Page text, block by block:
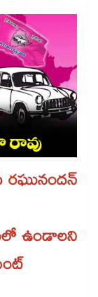
రఘునందన్
ఉండాలని